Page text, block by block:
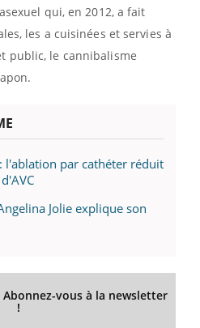
qui, en 2012, a fait
les a cuisinées et servies à
public, le cannibalisme
l'ablation par cathéter réduit
Jolie explique son
vous à la newsletter
!